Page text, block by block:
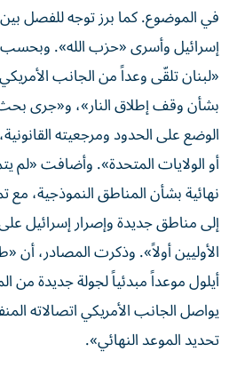
في الموضوع. كما برز توجه للفصل
إسرائيل وأسرى «حزب الله».
«لبنان تلقّى وعداً من الجانب
بشأن وقف إطلاق النار»، و«جرى
الوضع على الحدود ومرجعيته
أو ​الولايات المتحدة​». وأضافت «لم
نهائية بشأن المناطق النموذجية، مع
إلى مناطق جديدة وإصرار إسرائيل
الأوليين أولاً». وذكرت المصادر،
أيلول موعداً مبدئياً لجولة جديدة من
يواصل الجانب الأمريكي اتصالاته
تحديد الموعد النهائي».